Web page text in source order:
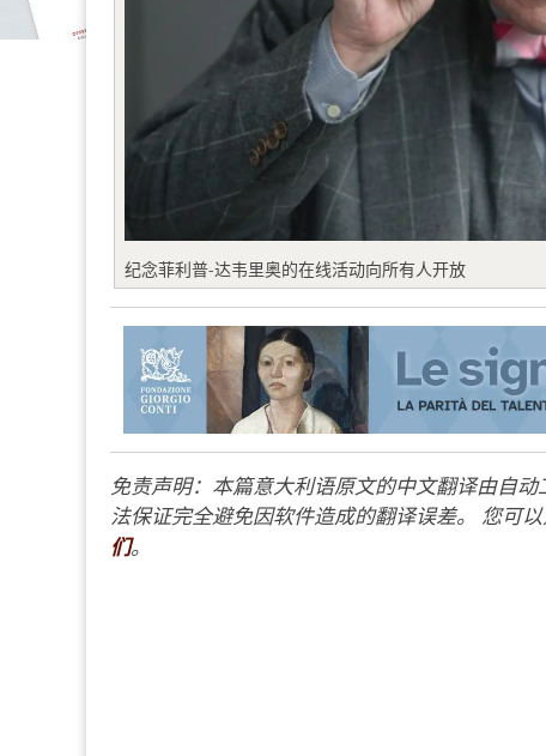
纪念菲利普-达韦里奥的在线活动向所有人开放
免责声明：本篇意大利语原文的中文翻译由自
法保证完全避免因软件造成的翻译误差。 您可
们。